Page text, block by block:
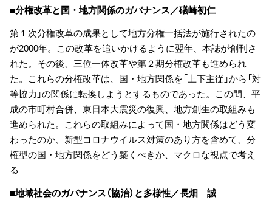
■分権改革と国・地方関係のガバナンス／礒崎初仁
第１次分権改革の成果として地方分権一括法が施行されたの
が2000年。この改革を追いかけるように翌年、本誌が創刊さ
れた。その後、三位一体改革や第２期分権改革も進められ
た。これらの分権改革は、国・地方関係を「上下主従」から「対
等協力」の関係に転換しようとするものであった。この間、平
成の市町村合併、東日本大震災の復興、地方創生の取組みも
進められた。これらの取組みによって国・地方関係はどう変
わったのか、新型コロナウイルス対策のあり方を含めて、分
権型の国・地方関係をどう築くべきか、マクロな視点で考え
る
■地域社会のガバナンス（協治）と多様性／長畑 誠